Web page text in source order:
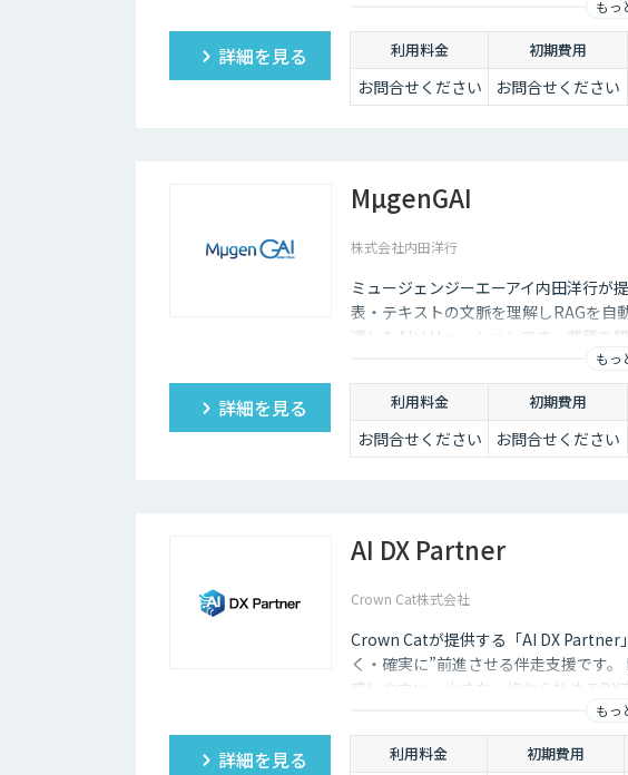
もっ
詳細を見る 利用料金 初期費用
お問合せください お問合せください
MµgenGAI
株式会社内田洋行
ミュージェンジーエーアイ内田洋行が
表・テキストの文脈を理解しRAGを自
適したAIソリューションです。業種を
もっ
詳細を見る 利用料金 初期費用
お問合せください お問合せください
AI DX Partner
Crown Cat株式会社
Crown Catが提供する「AI DX Partner
く・確実に”前進させる伴走支援です
感しやすい、小さな一歩から始めるDX
大手企業のDX支援で培ったノウハウ
実的なDX”を設計・実装・運用まで一
サル×開発×AIの力で、現場に寄り添
もっ
詳細を見る 利用料金 初期費用